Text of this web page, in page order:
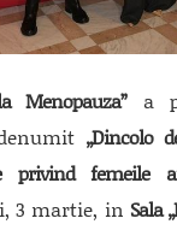
Menopauza”a
„Dincolo
privind femeile
3 martie, in Sala